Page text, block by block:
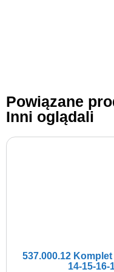
Powiązane
Inni oglądali
537.000.12
14-15-16-